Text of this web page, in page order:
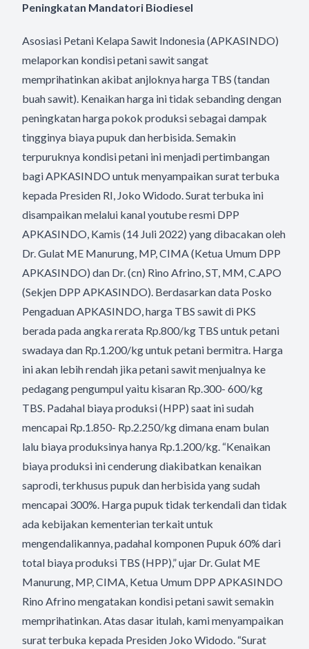
Peningkatan Mandatori Biodiesel
Asosiasi Petani Kelapa Sawit Indonesia (APKASINDO)
melaporkan kondisi petani sawit sangat
memprihatinkan akibat anjloknya harga TBS (tandan
buah sawit). Kenaikan harga ini tidak sebanding dengan
peningkatan harga pokok produksi sebagai dampak
tingginya biaya pupuk dan herbisida. Semakin
terpuruknya kondisi petani ini menjadi pertimbangan
bagi APKASINDO untuk menyampaikan surat terbuka
kepada Presiden RI, Joko Widodo. Surat terbuka ini
disampaikan melalui kanal youtube resmi DPP
APKASINDO, Kamis (14 Juli 2022) yang dibacakan oleh
Dr. Gulat ME Manurung, MP, CIMA (Ketua Umum DPP
APKASINDO) dan Dr. (cn) Rino Afrino, ST, MM, C.APO
(Sekjen DPP APKASINDO). Berdasarkan data Posko
Pengaduan APKASINDO, harga TBS sawit di PKS
berada pada angka rerata Rp.800/kg TBS untuk petani
swadaya dan Rp.1.200/kg untuk petani bermitra. Harga
ini akan lebih rendah jika petani sawit menjualnya ke
pedagang pengumpul yaitu kisaran Rp.300- 600/kg
TBS. Padahal biaya produksi (HPP) saat ini sudah
mencapai Rp.1.850- Rp.2.250/kg dimana enam bulan
lalu biaya produksinya hanya Rp.1.200/kg. “Kenaikan
biaya produksi ini cenderung diakibatkan kenaikan
saprodi, terkhusus pupuk dan herbisida yang sudah
mencapai 300%. Harga pupuk tidak terkendali dan tidak
ada kebijakan kementerian terkait untuk
mengendalikannya, padahal komponen Pupuk 60% dari
total biaya produksi TBS (HPP),” ujar Dr. Gulat ME
Manurung, MP, CIMA, Ketua Umum DPP APKASINDO
Rino Afrino mengatakan kondisi petani sawit semakin
memprihatinkan. Atas dasar itulah, kami menyampaikan
surat terbuka kepada Presiden Joko Widodo. “Surat